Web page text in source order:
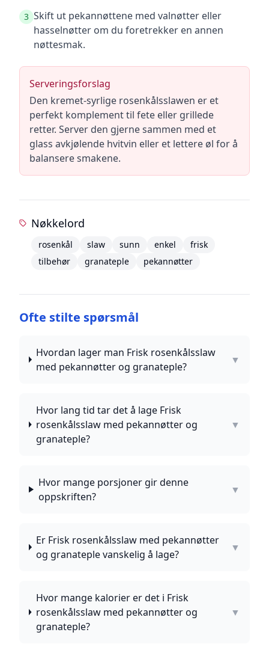
3 Skift ut pekannøttene med valnøtter eller
hasselnøtter om du foretrekker en annen
nøttesmak.
Serveringsforslag
Den kremet-syrlige rosenkålsslawen er et
perfekt komplement til fete eller grillede
retter. Server den gjerne sammen med et
glass avkjølende hvitvin eller et lettere øl for å
balansere smakene.
Nøkkelord
rosenkål slaw sunn enkel
frisk
tilbehør
granateple pekannøtter
Ofte stilte spørsmål
Hvordan lager man Frisk rosenkålsslaw
med pekannøtter og granateple?
▼
Hvor lang tid tar det å lage Frisk
rosenkålsslaw med pekannøtter og
granateple?
▼
Hvor mange porsjoner gir denne
oppskriften?
▼
Er Frisk rosenkålsslaw med pekannøtter
og granateple vanskelig å lage?
▼
Hvor mange kalorier er det i Frisk
rosenkålsslaw med pekannøtter og
granateple?
▼